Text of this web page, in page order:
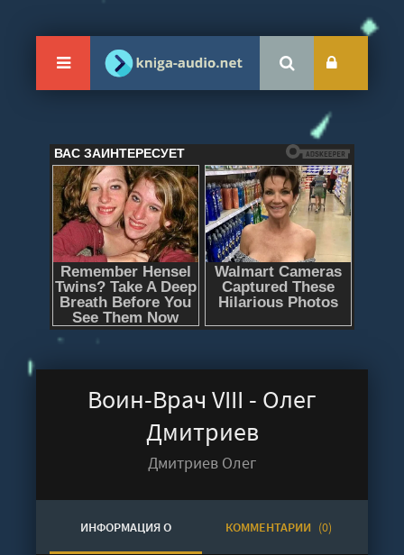
Воин-Врач VIII - Олег
Дмитриев
Дмитриев Олег
ИНФОРМАЦИЯ О КОММЕНТАРИИ (0)